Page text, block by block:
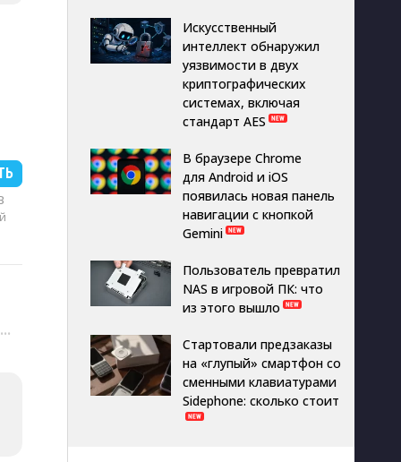
···
Искусственный
интеллект обнаружил
уязвимости в двух
криптографических
системах, включая
стандарт AES
В браузере Chrome
для Android и iOS
появилась новая панель
навигации с кнопкой
Gemini
Пользователь превратил
NAS в игровой ПК: что
из этого вышло
Стартовали предзаказы
на «глупый» смартфон со
сменными клавиатурами
Sidephone: сколько стоит